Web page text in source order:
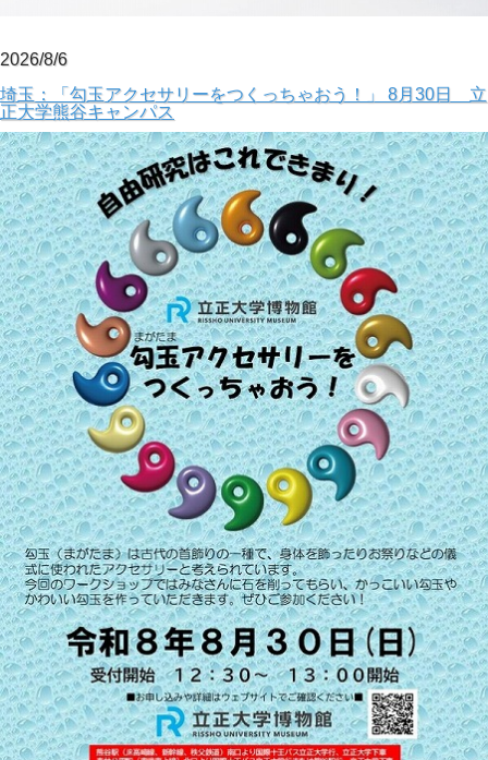
2026/8/6
埼玉：「勾玉アクセサリーをつくっちゃおう！」 8月30日 立
正大学熊谷キャンパス